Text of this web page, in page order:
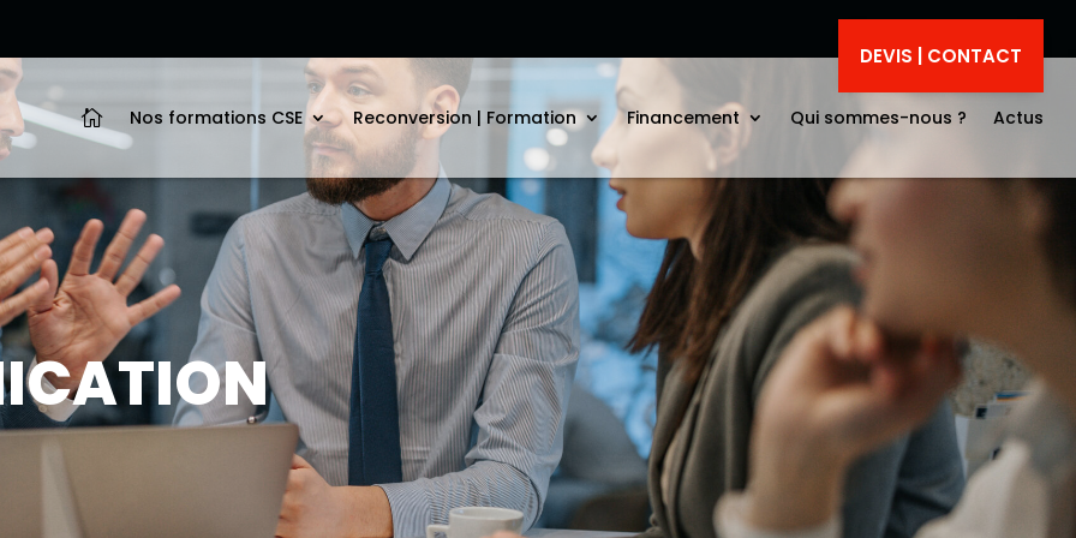
DEVIS | CONTACT
 Nos formations CSE Reconversion | Formation Financement Qui sommes-nous ? Actus